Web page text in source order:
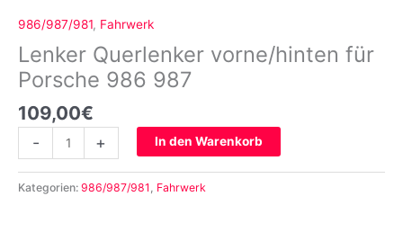
986/987/981, Fahrwerk
Lenker Querlenker vorne/hinten für
Porsche 986 987
109,00€
-
für
Porsche
986
987
Menge
+ In den Warenkorb
Kategorien: 986/987/981 Fahrwerk